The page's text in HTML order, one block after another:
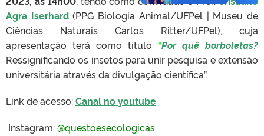
Agra Iserhard(PPG Biologia Animal/UFPel | Museu de
Ciências Naturais Carlos Ritter/UFPel), cuja
apresentação terá como título “Por quê borboletas?
Ressignificando os insetos para unir pesquisa e extensão
universitária através da divulgação científica”.
Link de acesso:Canal no youtube
Instagram:@questoesecologicas